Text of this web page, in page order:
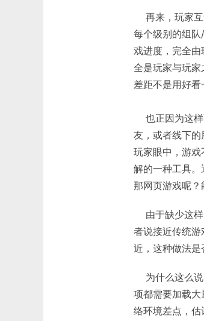
再来，玩家互
每个级别的组
戏进度，完全
全是玩家与玩
差距不是用好看
也正因为这样
友，或者线下
玩家眼中，游
解的一种工具。
那网页游戏呢？
由于缺少这样
者说接近传统
近，这种做法是
为什么这么说
项都需要加载
络环境差点，